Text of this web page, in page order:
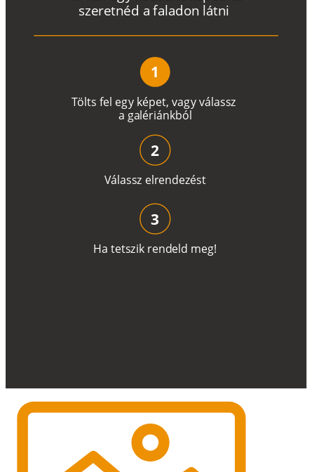
Tölts fel egy képet, vagyválassz
a galériánkból
szeretnéd a faladon látni
1
Válassz elrendezést
2
Ha tetszik rendeld meg!
3